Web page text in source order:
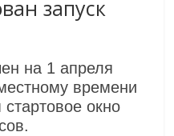
запуск
на 1 апреля
времени
окно